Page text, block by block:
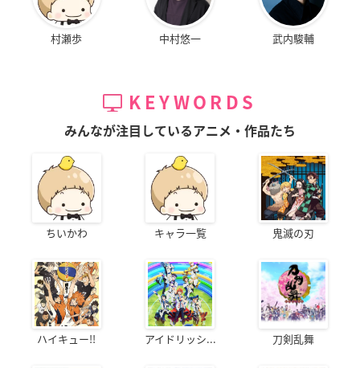
村瀬歩 中村悠一 武内駿輔
KEYWORDS
みんなが注目しているアニメ・作品たち
ちいかわ キャラ一覧 鬼滅の刃
ハイキュー!! アイドリッシ... 刀剣乱舞